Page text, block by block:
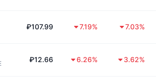
₽107.99 7.19% 7.03%
₽12.66 6.26% 3.62%